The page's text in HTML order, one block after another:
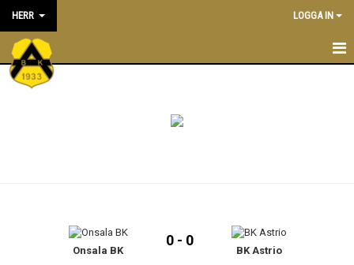
HERR LOGGA IN
NYHETER
Onsala BK
0 - 0
BK Astrio